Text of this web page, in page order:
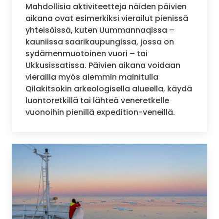
Mahdollisia aktiviteetteja näiden päivien
aikana ovat esimerkiksi vierailut pienissä
yhteisöissä, kuten Uummannaqissa –
kauniissa saarikaupungissa, jossa on
sydämenmuotoinen vuori – tai
Ukkusissatissa. Päivien aikana voidaan
vierailla myös aiemmin mainitulla
Qilakitsokin arkeologisella alueella, käydä
luontoretkillä tai lähteä veneretkelle
vuonoihin pienillä expedition-veneillä.